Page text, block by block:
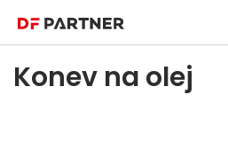
Konev na olej